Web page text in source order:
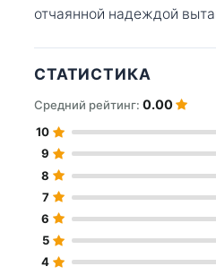
отчаянной надеждой
СТАТИСТИКА
Средний рейтинг: 0.00
10
9
8
7
6
5
4